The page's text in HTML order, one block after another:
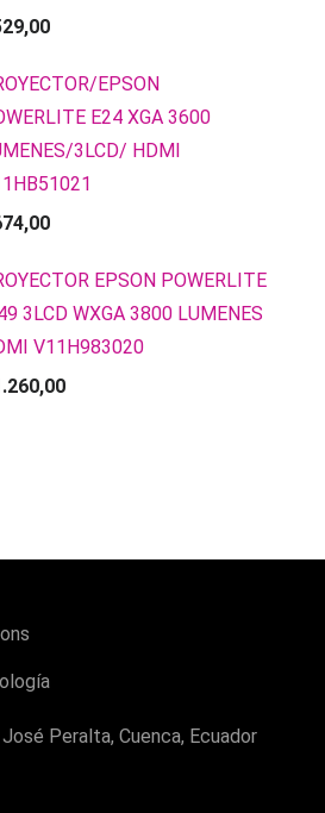
EPSON
E24 XGA 3600
3LCD/ HDMI
EPSON POWERLITE
3LCD WXGA 3800 LUMENES
V11H983020
Peralta, Cuenca, Ecuador